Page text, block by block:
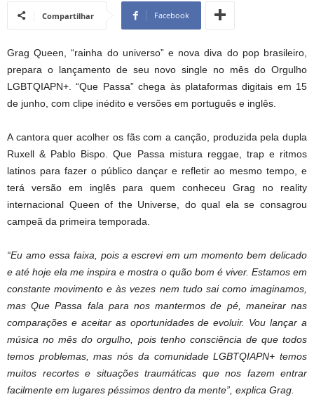
Compartilhar Facebook
Grag Queen, “rainha do universo” e nova diva do pop brasileiro,
prepara o lançamento de seu novo single no mês do Orgulho
LGBTQIAPN+. “Que Passa” chega às plataformas digitais em 15
de junho, com clipe inédito e versões em português e inglês.
A cantora quer acolher os fãs com a canção, produzida pela dupla
Ruxell & Pablo Bispo. Que Passa mistura reggae, trap e ritmos
latinos para fazer o público dançar e refletir ao mesmo tempo, e
terá versão em inglês para quem conheceu Grag no reality
internacional Queen of the Universe, do qual ela se consagrou
campeã da primeira temporada.
“Eu amo essa faixa, pois a escrevi em um momento bem delicado
e até hoje ela me inspira e mostra o quão bom é viver. Estamos em
constante movimento e às vezes nem tudo sai como imaginamos,
mas Que Passa fala para nos mantermos de pé, maneirar nas
comparações e aceitar as oportunidades de evoluir. Vou lançar a
música no mês do orgulho, pois tenho consciência de que todos
temos problemas, mas nós da comunidade LGBTQIAPN+ temos
muitos recortes e situações traumáticas que nos fazem entrar
facilmente em lugares péssimos dentro da mente”, explica Grag.